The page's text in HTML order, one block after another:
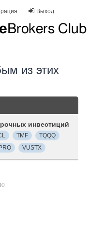
Выход
из этих
инвестиций
TMF
TQQQ
VUSTX